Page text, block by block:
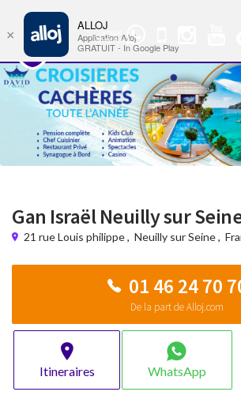
Groupe
WhatsApp
Gan Israël Neuilly sur
21 rue Louis philippe, Neuilly sur Seine,
01 46 24 70
De la part de Alloj.com
Itineraires WhatsApp
×
ALLOJ
Application Alloj
GRATUIT - In Google Play